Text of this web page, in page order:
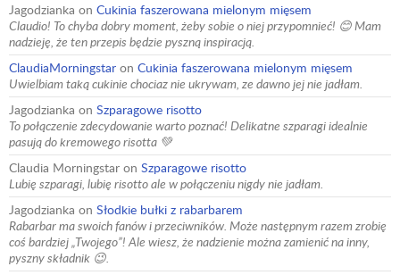
Jagodzianka on Cukinia faszerowana mielonym mięsem
Claudio! To chyba dobry moment, żeby sobie o niej przypomnieć! 😊 Mam
nadzieję, że ten przepis będzie pyszną inspiracją.
ClaudiaMorningstar on Cukinia faszerowana mielonym mięsem
Uwielbiam taką cukinie chociaz nie ukrywam, ze dawno jej nie jadłam.
Jagodzianka on Szparagowe risotto
To połączenie zdecydowanie warto poznać! Delikatne szparagi idealnie
pasują do kremowego risotta 💚
Claudia Morningstar on Szparagowe risotto
Lubię szparagi, lubię risotto ale w połączeniu nigdy nie jadłam.
Jagodzianka on Słodkie bułki z rabarbarem
Rabarbar ma swoich fanów i przeciwników. Może następnym razem zrobię
coś bardziej „Twojego”! Ale wiesz, że nadzienie można zamienić na inny,
pyszny składnik 😉.